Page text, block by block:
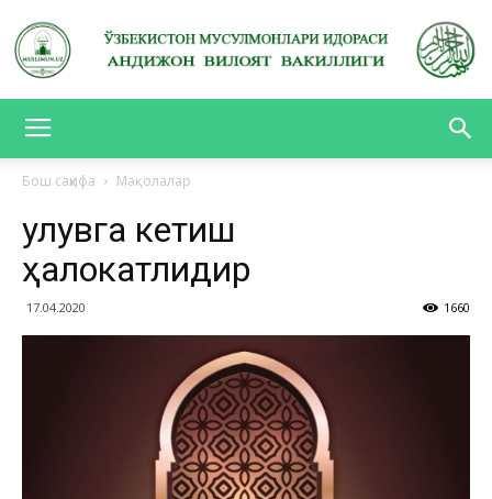
Бош саҳифа Мақолалар
Ғулувга кетиш
ҳалокатлидир
17.04.2020 1660